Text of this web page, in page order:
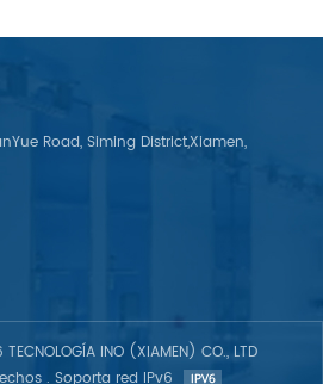
Road, Siming District,Xiamen,
INO (XIAMEN) CO., LTD
. Soporta red IPv6